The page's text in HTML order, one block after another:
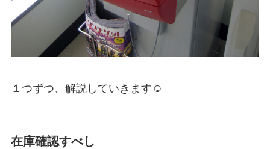
１つずつ、解説していきます☺︎
在庫確認すべし